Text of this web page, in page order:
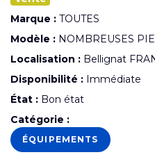
Marque : TOUTES
Modèle : NOMBREUSES
Localisation : Bellignat
Disponibilité : Immédiate
État : Bon état
Catégorie :
ÉQUIPEMENTS